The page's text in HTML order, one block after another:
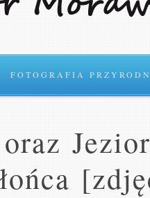
FOTOGRAFIA